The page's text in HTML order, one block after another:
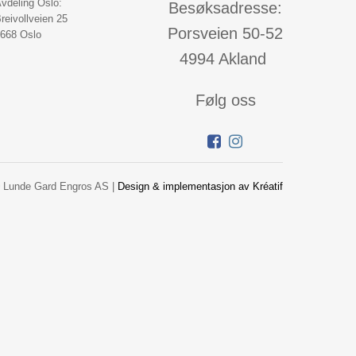
Besøksadresse:
Porsveien 50-52
4994 Akland
Følg oss
Oslo:
25
Oslo
Gard Engros AS | Design & implementasjon av Kréatif